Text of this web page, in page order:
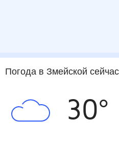
Погода в Змейской сейчас
30°